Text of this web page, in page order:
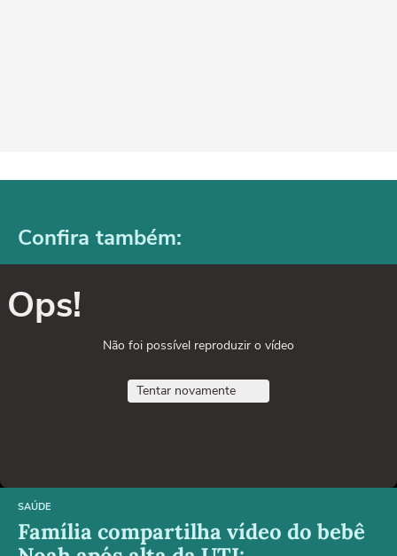
Confira também:
Ops!
Não foi possível reproduzir o vídeo
Tentar novamente
SAÚDE
Família compartilha vídeo do bebê